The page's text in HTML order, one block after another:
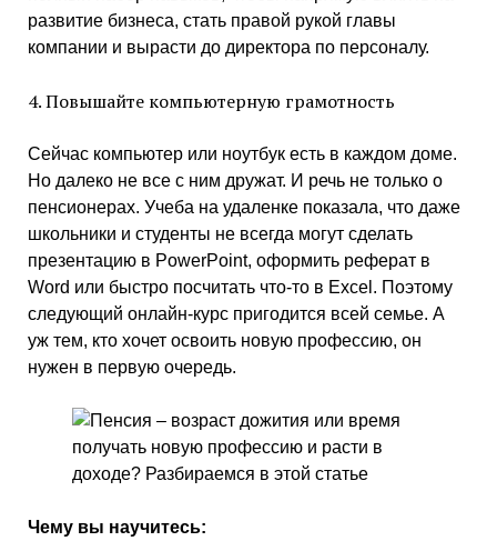
развитие бизнеса, стать правой рукой главы
компании и вырасти до директора по персоналу.
4. Повышайте компьютерную грамотность
Сейчас компьютер или ноутбук есть в каждом доме.
Но далеко не все с ним дружат. И речь не только о
пенсионерах. Учеба на удаленке показала, что даже
школьники и студенты не всегда могут сделать
презентацию в PowerPoint, оформить реферат в
Word или быстро посчитать что-то в Excel. Поэтому
следующий онлайн-курс пригодится всей семье. А
уж тем, кто хочет освоить новую профессию, он
нужен в первую очередь.
Чему вы научитесь: